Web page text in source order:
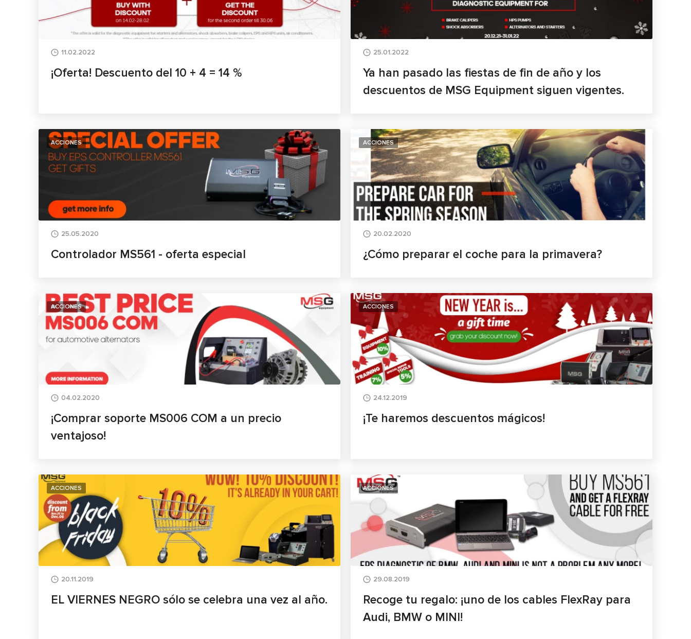
11.02.2022
¡Oferta! Descuento del 10 + 4 = 14 %
25.01.2022
Ya han pasado las fiestas de fin de año y los
descuentos de MSG Equipment siguen vigentes.
ACCIONES
25.05.2020
Controlador MS561 - oferta especial
ACCIONES
20.02.2020
¿Cómo preparar el coche para la primavera?
ACCIONES
04.02.2020
¡Comprar soporte MS006 COM a un precio
ventajoso!
ACCIONES
24.12.2019
¡Te haremos descuentos mágicos!
ACCIONES
20.11.2019
EL VIERNES NEGRO sólo se celebra una vez al año.
ACCIONES
29.08.2019
Recoge tu regalo: ¡uno de los cables FlexRay para
Audi, BMW o MINI!